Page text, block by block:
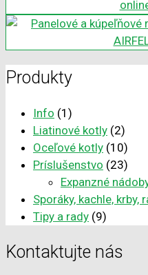
Produkty
Info (1)
Liatinové kotly (2)
Oceľové kotly (10)
Príslušenstvo (23)
Expanzné
Sporáky, kachle, krby,
Tipy a rady (9)
Kontaktujte nás